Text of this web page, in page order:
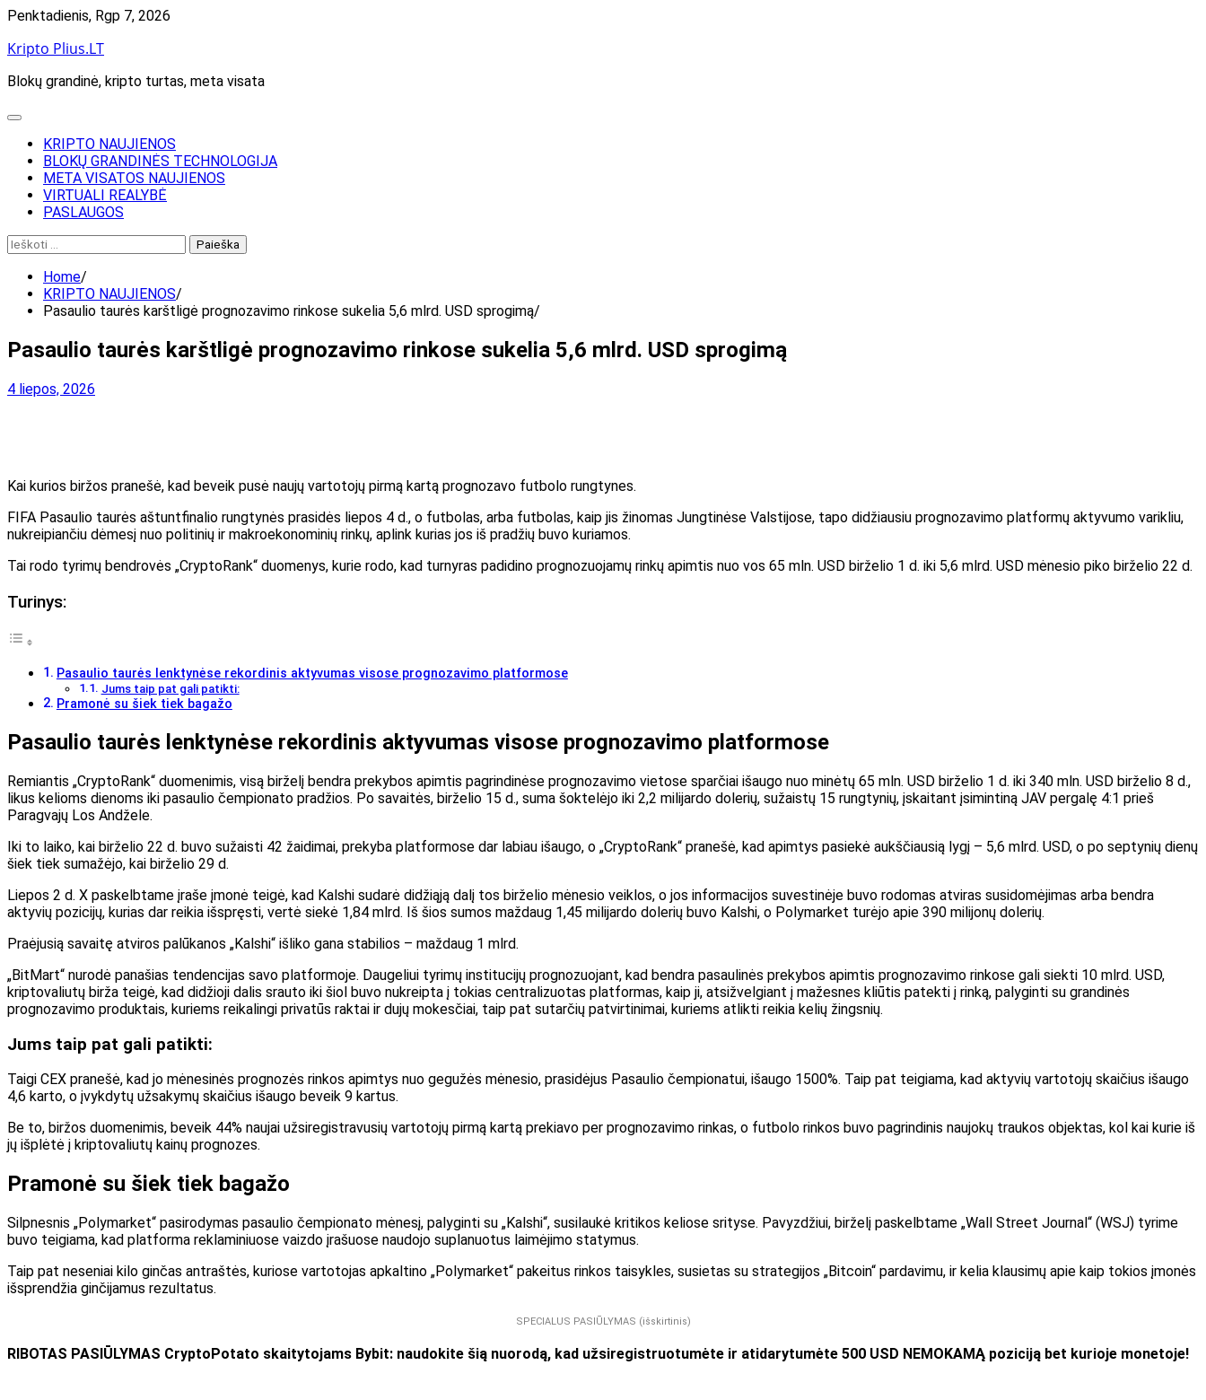
Skip
content
Penktadienis, Rgp 7, 2026
Kripto Plius.LT
Blokų grandinė, kripto turtas, meta visata
KRIPTO NAUJIENOS
BLOKŲ GRANDINĖS TECHNOLOGIJA
META VISATOS NAUJIENOS
VIRTUALI REALYBĖ
PASLAUGOS
Ieškoti:
Home
KRIPTO NAUJIENOS
Pasaulio taurės karštligė prognozavimo rinkose sukelia 5,6 mlrd. USD sprogimą
Pasaulio taurės karštligė prognozavimo rinkose sukelia 5,6 mlrd. USD sprogimą
4 liepos, 2026
Kai kurios biržos pranešė, kad beveik pusė naujų vartotojų pirmą kartą prognozavo futbolo rungtynes.
FIFA Pasaulio taurės aštuntfinalio rungtynės prasidės liepos 4 d., o futbolas, arba futbolas, kaip jis žinomas Jungtinėse Valstijose, tapo didžiausiu prognozavimo platformų aktyvumo varikliu,
nukreipiančiu dėmesį nuo politinių ir makroekonominių rinkų, aplink kurias jos iš pradžių buvo kuriamos.
Tai rodo tyrimų bendrovės „CryptoRank“ duomenys, kurie rodo, kad turnyras padidino prognozuojamų rinkų apimtis nuo vos 65 mln. USD birželio 1 d. iki 5,6 mlrd. USD mėnesio piko birželio 22 d.
Turinys:
Pasaulio taurės lenktynėse rekordinis aktyvumas visose prognozavimo platformose
Jums taip pat gali patikti:
Pramonė su šiek tiek bagažo
Pasaulio taurės lenktynėse rekordinis aktyvumas visose prognozavimo platformose
Remiantis „CryptoRank“ duomenimis, visą birželį bendra prekybos apimtis pagrindinėse prognozavimo vietose sparčiai išaugo nuo minėtų 65 mln. USD birželio 1 d. iki 340 mln. USD birželio 8 d.,
likus kelioms dienoms iki pasaulio čempionato pradžios. Po savaitės, birželio 15 d., suma šoktelėjo iki 2,2 milijardo dolerių, sužaistų 15 rungtynių, įskaitant įsimintiną JAV pergalę 4:1 prieš
Paragvajų Los Andžele.
Iki to laiko, kai birželio 22 d. buvo sužaisti 42 žaidimai, prekyba platformose dar labiau išaugo, o „CryptoRank“ pranešė, kad apimtys pasiekė aukščiausią lygį – 5,6 mlrd. USD, o po septynių dienų
šiek tiek sumažėjo, kai birželio 29 d.
Liepos 2 d. X paskelbtame įraše įmonė teigė, kad Kalshi sudarė didžiąją dalį tos birželio mėnesio veiklos, o jos informacijos suvestinėje buvo rodomas atviras susidomėjimas arba bendra
aktyvių pozicijų, kurias dar reikia išspręsti, vertė siekė 1,84 mlrd. Iš šios sumos maždaug 1,45 milijardo dolerių buvo Kalshi, o Polymarket turėjo apie 390 milijonų dolerių.
Praėjusią savaitę atviros palūkanos „Kalshi“ išliko gana stabilios – maždaug 1 mlrd.
„BitMart“ nurodė panašias tendencijas savo platformoje. Daugeliui tyrimų institucijų prognozuojant, kad bendra pasaulinės prekybos apimtis prognozavimo rinkose gali siekti 10 mlrd. USD,
kriptovaliutų birža teigė, kad didžioji dalis srauto iki šiol buvo nukreipta į tokias centralizuotas platformas, kaip ji, atsižvelgiant į mažesnes kliūtis patekti į rinką, palyginti su grandinės
prognozavimo produktais, kuriems reikalingi privatūs raktai ir dujų mokesčiai, taip pat sutarčių patvirtinimai, kuriems atlikti reikia kelių žingsnių.
Jums taip pat gali patikti:
Taigi CEX pranešė, kad jo mėnesinės prognozės rinkos apimtys nuo gegužės mėnesio, prasidėjus Pasaulio čempionatui, išaugo 1500%. Taip pat teigiama, kad aktyvių vartotojų skaičius išaugo
4,6 karto, o įvykdytų užsakymų skaičius išaugo beveik 9 kartus.
Be to, biržos duomenimis, beveik 44% naujai užsiregistravusių vartotojų pirmą kartą prekiavo per prognozavimo rinkas, o futbolo rinkos buvo pagrindinis naujokų traukos objektas, kol kai kurie iš
jų išplėtė į kriptovaliutų kainų prognozes.
Pramonė su šiek tiek bagažo
Silpnesnis „Polymarket“ pasirodymas pasaulio čempionato mėnesį, palyginti su „Kalshi“, susilaukė kritikos keliose srityse. Pavyzdžiui, birželį paskelbtame „Wall Street Journal“ (WSJ) tyrime
buvo teigiama, kad platforma reklaminiuose vaizdo įrašuose naudojo suplanuotus laimėjimo statymus.
Taip pat neseniai kilo ginčas antraštės, kuriose vartotojas apkaltino „Polymarket“ pakeitus rinkos taisykles, susietas su strategijos „Bitcoin“ pardavimu, ir kelia klausimų apie kaip tokios įmonės
išsprendžia ginčijamus rezultatus.
SPECIALUS PASIŪLYMAS (išskirtinis)
RIBOTAS PASIŪLYMAS CryptoPotato skaitytojams Bybit: naudokite šią nuorodą, kad užsiregistruotumėte ir atidarytumėte 500 USD NEMOKAMĄ poziciją bet kurioje monetoje!